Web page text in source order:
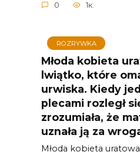
0 1к.
ROZRYWKA
Młoda kobieta
lwiątko, które
urwiska. Kiedy
plecami rozległ
zrozumiała, że
uznała ją za
Młoda kobieta